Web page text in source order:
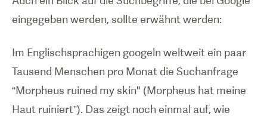
eingegeben werden, sollte erwähnt werden:
Im Englischsprachigen googeln weltweit ein paar
Tausend Menschen pro Monat die Suchanfrage
“Morpheus ruined my skin" (Morpheus hat meine
Haut ruiniert”). Das zeigt noch einmal auf, wie